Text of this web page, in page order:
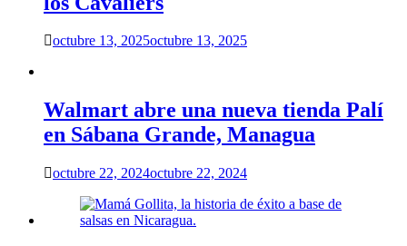
octubre 13, 2025octubre 13, 2025
Walmart abre una nueva tienda Palí
en Sábana Grande, Managua
octubre 22, 2024octubre 22, 2024